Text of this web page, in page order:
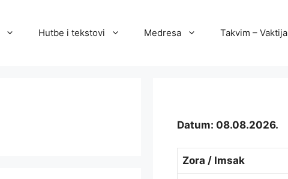
Hutbe i tekstovi Medresa Takvim – Vaktija
Datum: 08.08.2026.
Zora / Imsak